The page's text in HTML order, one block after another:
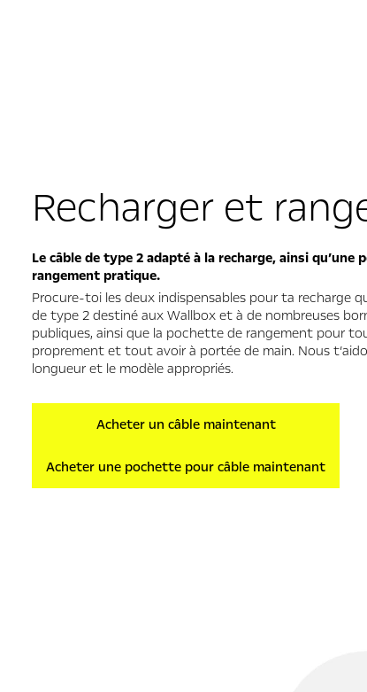
Recharger et
Le câble de type 2 adapté à la recharge, ainsi qu’une
rangement pratique.
Procure-toi les deux indispensables pour ta recharge
de type 2 destiné aux Wallbox et à de nombreuses
publiques, ainsi que la pochette de rangement pour
proprement et tout avoir à portée de main. Nous
longueur et le modèle appropriés.
Acheter un câble maintenant
Acheter une pochette pour câble maintenant